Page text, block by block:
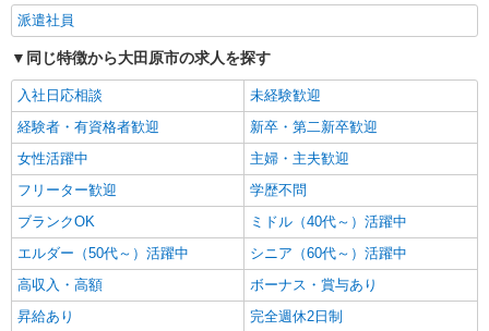
へ＊サ高住
時給1500円〜2125円 ＜日払い有/週払い有/交
通費全支給(ガソリン代含む)＞
大田原市
キープ 詳細を見る
派遣社員
同じ特徴から大田原市の求人を探す
入社日応相談
未経験歓迎
経験者・有資格者歓迎
新卒・第二新卒歓迎
女性活躍中
主婦・主夫歓迎
フリーター歓迎
学歴不問
ブランクOK
ミドル（40代～）活躍中
エルダー（50代～）活躍中
シニア（60代～）活躍中
高収入・高額
ボーナス・賞与あり
昇給あり
完全週休2日制